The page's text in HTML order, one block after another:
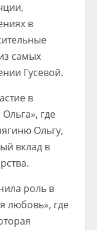
в
самых
Гусевой.
в
где
Ольгу,
вклад в
роль в
любовь», где